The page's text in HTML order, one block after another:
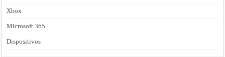
Xbox
Microsoft 365
Dispositivos